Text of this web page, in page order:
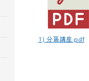
1) 分區講座.pdf